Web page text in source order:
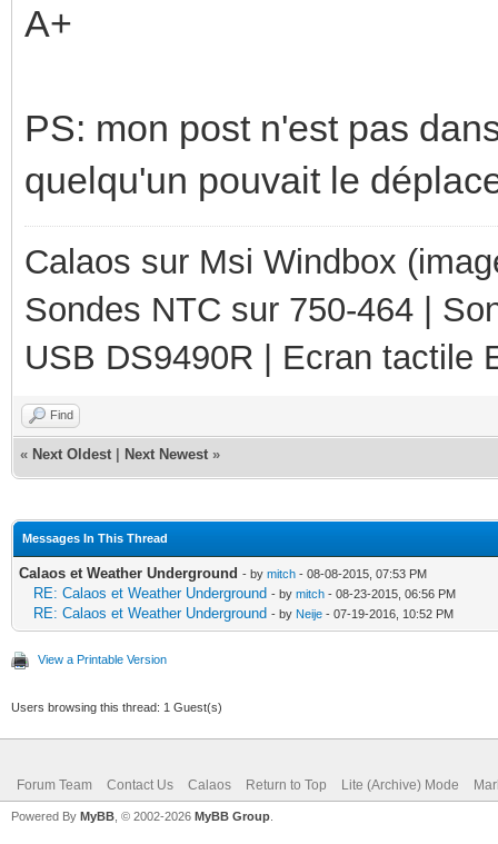
A+
PS: mon post n'est pas
quelqu'un pouvait le
Calaos sur Msi Windbox
Sondes NTC sur 750-464 |
USB DS9490R | Ecran tactile
Find
« Next Oldest Next Newest »
Messages In This Thread
Calaos et Weather Underground - by mitch - 08-08-2015, 07:53 PM
RE: Calaos et Weather Underground - by mitch - 08-23-2015, 06:56 PM
RE: Calaos et Weather Underground - by Neije - 07-19-2016, 10:52 PM
View a Printable Version
Users browsing this thread: 1 Guest(s)
Forum Team Contact Us Calaos Return to Top Lite (Archive) Mode
Powered By MyBB , © 2002-2026 MyBB Group